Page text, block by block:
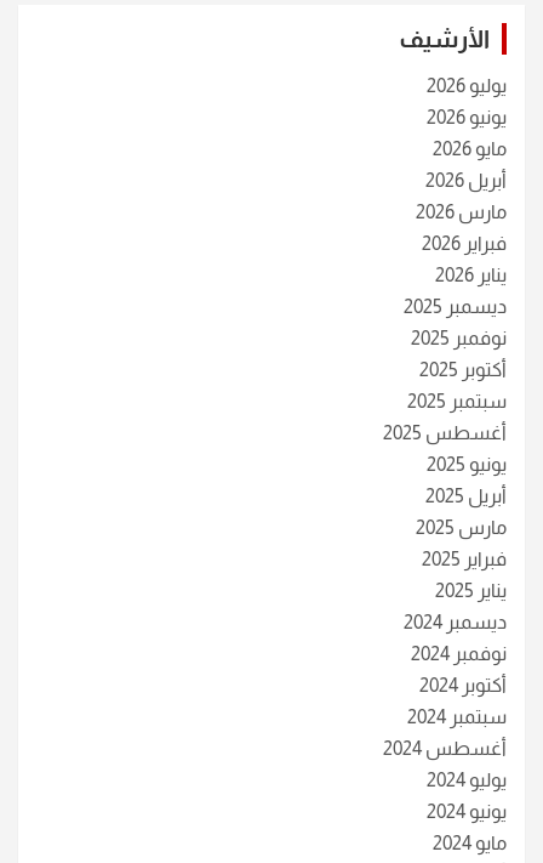
الأرشيف
يوليو 2026
يونيو 2026
مايو 2026
أبريل 2026
مارس 2026
فبراير 2026
يناير 2026
ديسمبر 2025
نوفمبر 2025
أكتوبر 2025
سبتمبر 2025
أغسطس 2025
يونيو 2025
أبريل 2025
مارس 2025
فبراير 2025
يناير 2025
ديسمبر 2024
نوفمبر 2024
أكتوبر 2024
سبتمبر 2024
أغسطس 2024
يوليو 2024
يونيو 2024
مايو 2024